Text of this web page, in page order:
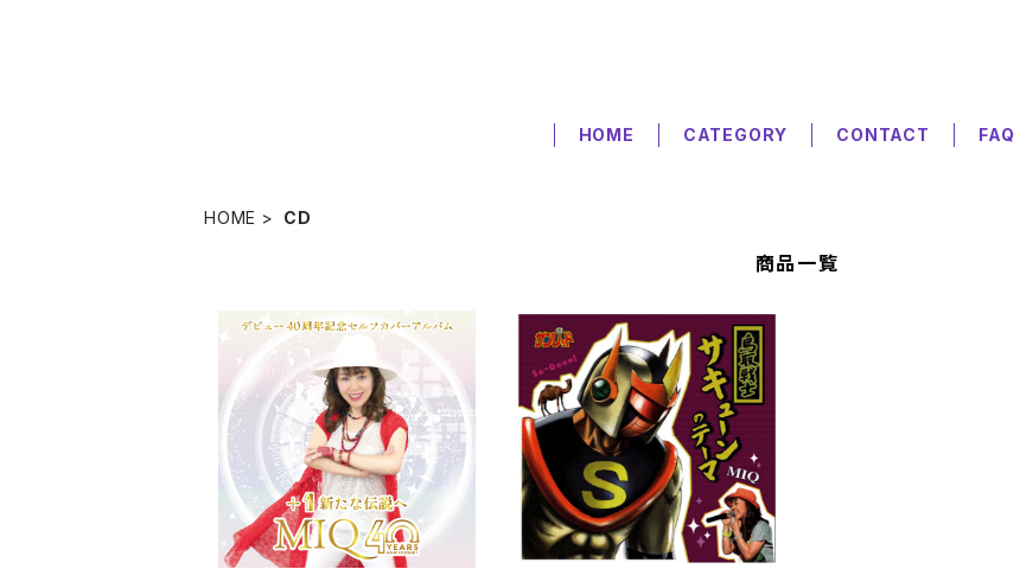
HOME CATEGORY CONTACT FAQ
HOME CD
商品一覧